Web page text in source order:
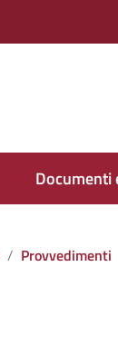
Documenti
Provvedimenti